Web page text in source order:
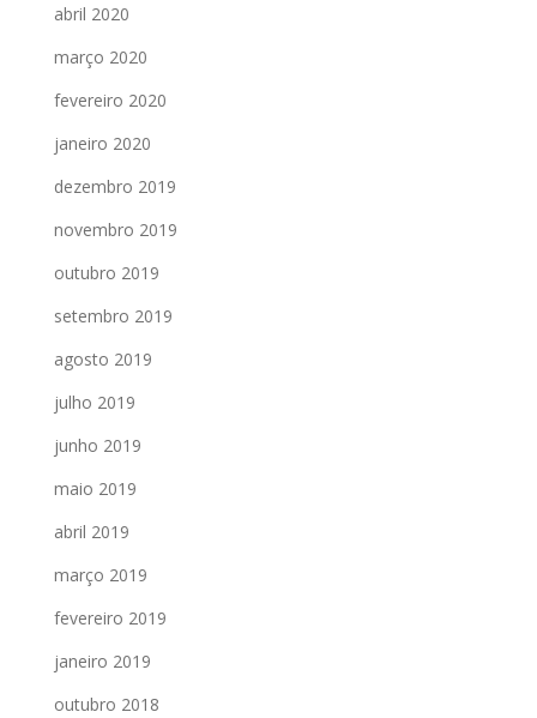
abril 2020
março 2020
fevereiro 2020
janeiro 2020
dezembro 2019
novembro 2019
outubro 2019
setembro 2019
agosto 2019
julho 2019
junho 2019
maio 2019
abril 2019
março 2019
fevereiro 2019
janeiro 2019
outubro 2018